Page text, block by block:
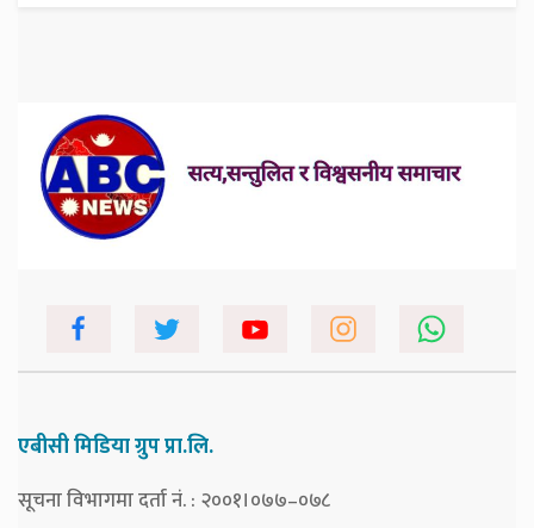
एबीसी मिडिया ग्रुप प्रा.लि.
सूचना विभागमा दर्ता नं. : २००१।०७७–०७८